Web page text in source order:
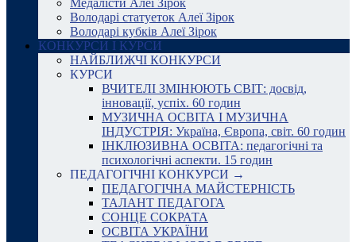
Медалісти Алеї Зірок
Володарі статуеток Алеї Зірок
Володарі кубків Алеї Зірок
КОНКУРСИ І КУРСИ
НАЙБЛИЖЧІ КОНКУРСИ
КУРСИ
ВЧИТЕЛІ ЗМІНЮЮТЬ СВІТ: досвід,
інновації, успіх. 60 годин
МУЗИЧНА ОСВІТА І МУЗИЧНА
ІНДУСТРІЯ: Україна, Європа, світ. 60 годин
ІНКЛЮЗИВНА ОСВІТА: педагогічні та
психологічні аспекти. 15 годин
ПЕДАГОГІЧНІ КОНКУРСИ →
ПЕДАГОГІЧНА МАЙСТЕРНІСТЬ
ТАЛАНТ ПЕДАГОГА
СОНЦЕ СОКРАТА
ОСВІТА УКРАЇНИ